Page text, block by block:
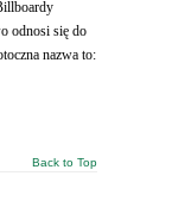
odnosi się do
nazwa to:
Back to Top